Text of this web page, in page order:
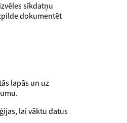
sīkdatņu
dokumentēt
lapās un uz
lai vāktu datus